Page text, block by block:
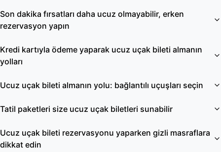
Son dakika fırsatları daha ucuz olmayabilir, erken
rezervasyon yapın
Kredi kartıyla ödeme yaparak ucuz uçak bileti almanın
yolları
Ucuz uçak bileti almanın yolu: bağlantılı uçuşları seçin
Tatil paketleri size ucuz uçak biletleri sunabilir
Ucuz uçak bileti rezervasyonu yaparken gizli masraflara
dikkat edin